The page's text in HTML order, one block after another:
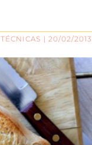
TÉCNICAS | 20/02/2013